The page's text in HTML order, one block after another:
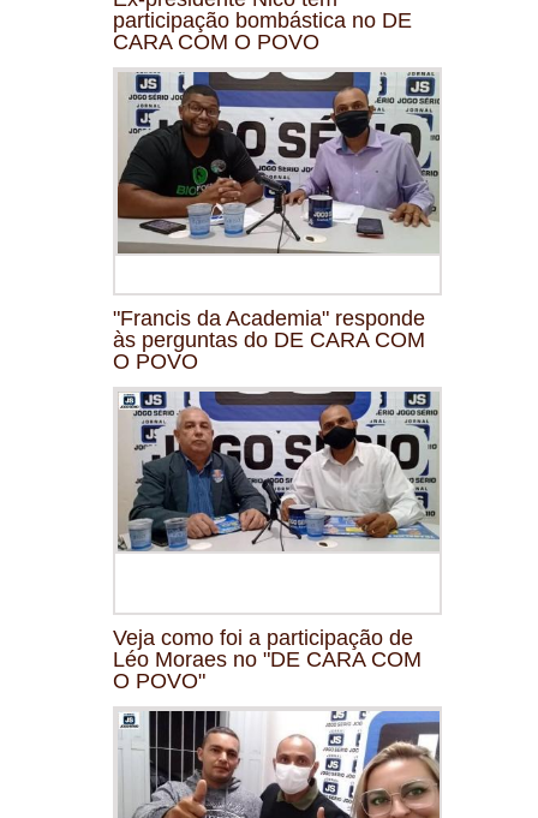
participação bombástica no DE
CARA COM O POVO
"Francis da Academia" responde
às perguntas do DE CARA COM
O POVO
Veja como foi a participação de
Léo Moraes no "DE CARA COM
O POVO"